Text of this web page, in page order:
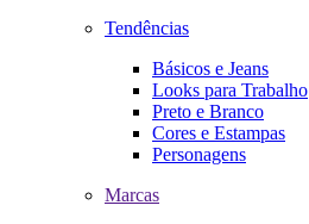
Tendências
Básicos e Jeans
Looks para Trabalho
Preto e Branco
Cores e Estampas
Personagens
Marcas